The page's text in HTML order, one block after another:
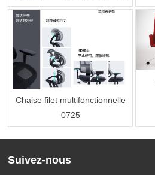
Chaise filet multifonctionnelle
0725
Suivez-nous